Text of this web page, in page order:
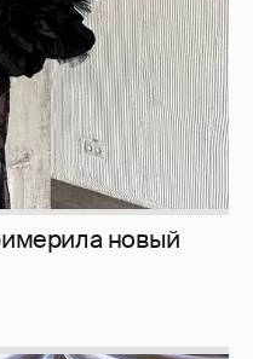
новый